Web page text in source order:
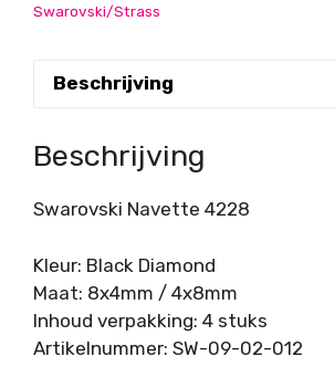
Swarovski/Strass
Beschrijving
Beschrijving
Swarovski Navette 4228
Kleur: Black Diamond
Maat: 8x4mm / 4x8mm
Inhoud verpakking: 4 stuks
Artikelnummer: SW-09-02-012